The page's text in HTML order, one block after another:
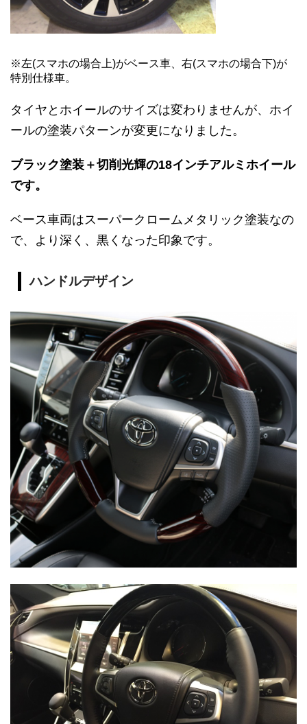
※左(スマホの場合上)がベース車、右(スマホの場合下)が
特別仕様車。
タイヤとホイールのサイズは変わりませんが、ホイ
ールの塗装パターンが変更になりました。
ブラック塗装＋切削光輝の18インチアルミホイール
です。
ベース車両はスーパークロームメタリック塗装なの
で、より深く、黒くなった印象です。
ハンドルデザイン